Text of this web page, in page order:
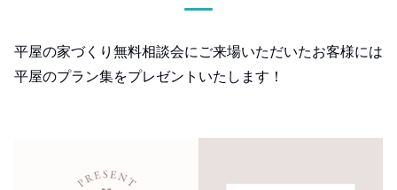
平屋の家づくり無料相談会にご来場いただいたお客様には
平屋のプラン集をプレゼントいたします！